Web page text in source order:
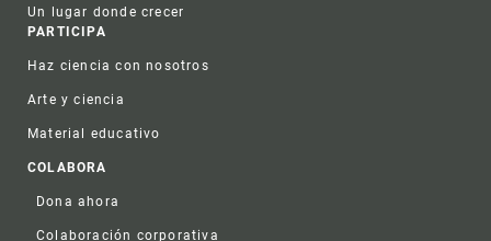
Un lugar donde crecer
PARTICIPA
Haz ciencia con nosotros
Arte y ciencia
Material educativo
COLABORA
Dona ahora
Colaboración corporativa